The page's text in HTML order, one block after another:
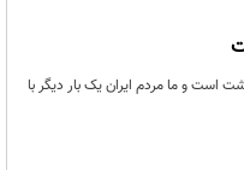
است و ما مردم ایران یک بار دیگر با